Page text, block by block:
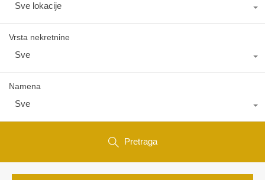
Sve lokacije
Vrsta nekretnine
Sve
Namena
Sve
Pretraga